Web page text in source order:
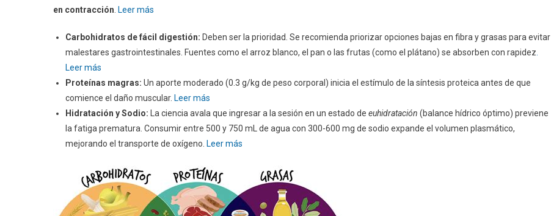
en contracción Leer más
Carbohidratos de fácil digestión: Deben ser la prioridad. Se recomienda priorizar opciones bajas en fibra y grasas para evitar
malestares gastrointestinales. Fuentes como el arroz blanco, el pan o las frutas (como el plátano) se absorben con rapidez
Leer más
Proteínas magras: Un aporte moderado (0.3 g/kg de peso corporal) inicia el estímulo de la síntesis proteica antes de que
comience el daño muscular. Leer más
Hidratación y Sodio: La ciencia avala que ingresar a la sesión en un estado de euhidratación (balance hídrico óptimo) previene
la fatiga prematura. Consumir entre 500 y 750 mL de agua con 300-600 mg de sodio expande el volumen plasmático,
mejorando el transporte de oxígeno. Leer más